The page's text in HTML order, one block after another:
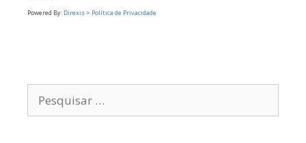
Powered By: Direxis > Política de Privacidade
por: